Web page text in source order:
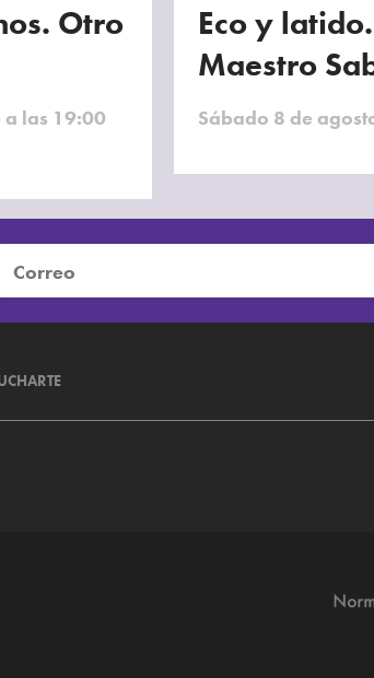
Otro
las 19:00
Eco y
Maestro
Sábado 8 de